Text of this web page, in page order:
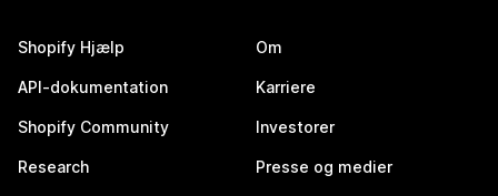
Shopify Hjælp
API-dokumentation
Shopify Community
Research
Om
Karriere
Investorer
Presse og medier